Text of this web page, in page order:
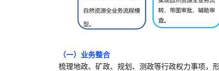
（一）业务整合
梳理地政、矿政、规划、测政等行政权力事项，